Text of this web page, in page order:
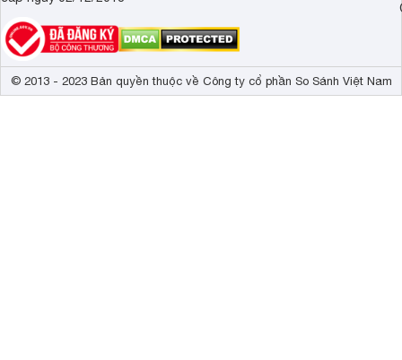
© 2013 - 2023 Bản quyền thuộc về Công ty cổ phần So Sánh Việt Nam